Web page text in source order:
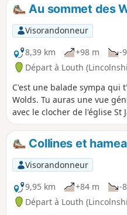
Au sommet des
Visorandonneur
8,39 km
+98 m -
Départ à Louth
C'est une balade sympa qui
Wolds. Tu auras une vue
avec le clocher de l'église St
la ronde. En marchant sur
découvriras vraiment le
Collines et
Visorandonneur
9,95 km
+84 m -
Départ à Louth